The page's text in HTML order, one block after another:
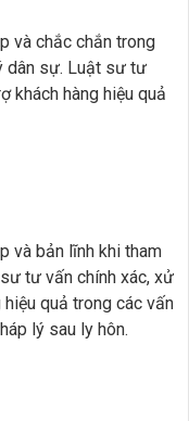
và chắc chắn trong
dân sự. Luật sư tư
khách hàng hiệu quả
và bản lĩnh khi tham
tư vấn chính xác, xử
hiệu quả trong các vấn
lý sau ly hôn.